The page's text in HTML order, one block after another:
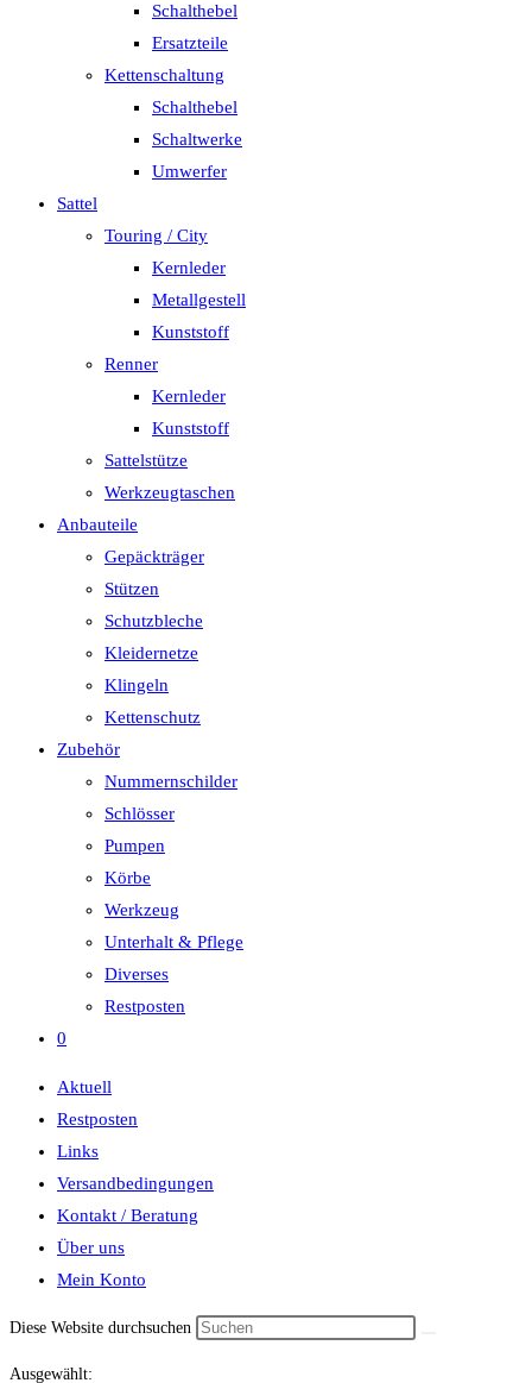
Schalthebel
Ersatzteile
Kettenschaltung
Schalthebel
Schaltwerke
Umwerfer
Sattel
Touring / City
Kernleder
Metallgestell
Kunststoff
Renner
Kernleder
Kunststoff
Sattelstütze
Werkzeugtaschen
Anbauteile
Gepäckträger
Stützen
Schutzbleche
Kleidernetze
Klingeln
Kettenschutz
Zubehör
Nummernschilder
Schlösser
Pumpen
Körbe
Werkzeug
Unterhalt & Pflege
Diverses
Restposten
0
Aktuell
Restposten
Links
Versandbedingungen
Kontakt / Beratung
Über uns
Mein Konto
Diese Website durchsuchen
Ausgewählt: